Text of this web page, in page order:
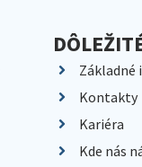
Základné
Kontakty
Kariéra
Kde nás